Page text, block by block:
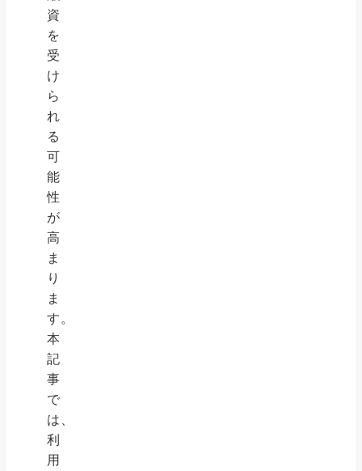
資
を
受
け
ら
れ
る
可
能
性
が
高
ま
り
ま
す。
本
記
事
で
は、
利
用